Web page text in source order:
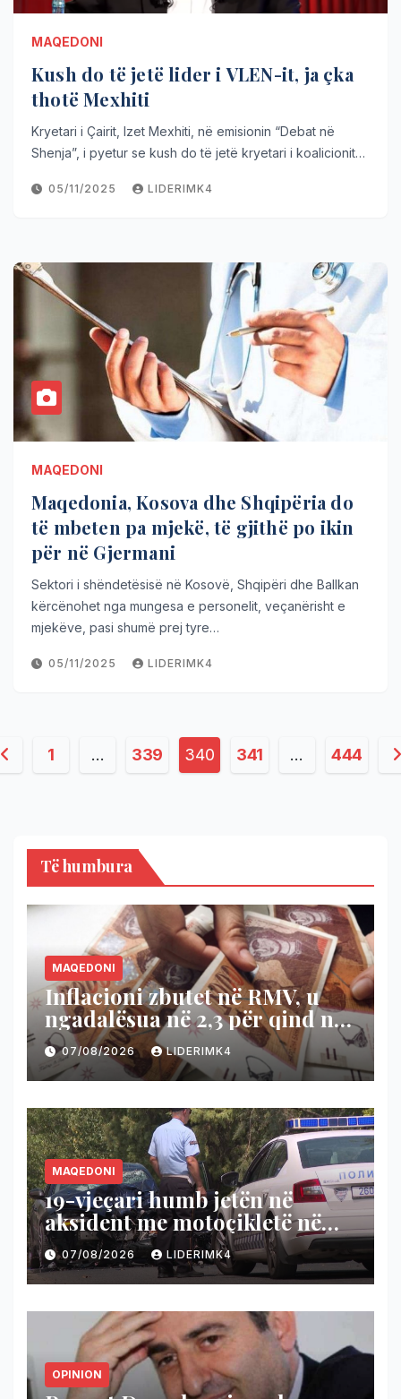
MAQEDONI
Kush do të jetë lider i VLEN-it, ja çka
thotë Mexhiti
Kryetari i Çairit, Izet Mexhiti, në emisionin “Debat në
Shenja”, i pyetur se kush do të jetë kryetari i koalicionit…
05/11/2025 LIDERIMK4
MAQEDONI
Maqedonia, Kosova dhe Shqipëria do
të mbeten pa mjekë, të gjithë po ikin
për në Gjermani
Sektori i shëndetësisë në Kosovë, Shqipëri dhe Ballkan
kërcënohet nga mungesa e personelit, veçanërisht e
mjekëve, pasi shumë prej tyre…
05/11/2025 LIDERIMK4
1 … 339 340 341 … 444
Të humbura
MAQEDONI
Inflacioni zbutet në RMV, u
ngadalësua në 2,3 për qind në
korrik
07/08/2026 LIDERIMK4
MAQEDONI
19-vjeçari humb jetën në
aksident me motoçikletë në
Shkup
07/08/2026 LIDERIMK4
OPINION